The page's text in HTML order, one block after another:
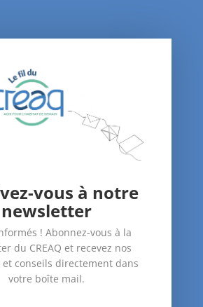
des publics
vous à notre
newsletter
! Abonnez-vous à la
du CREAQ et recevez nos
conseils directement dans
votre boîte mail.